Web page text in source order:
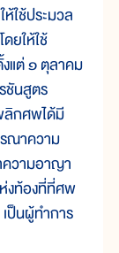
ใช้ประมวล
ยให้ใช้
แต่ ๑ ตุลาคม
นสูตร
ลิกศพได้มี
ณาความ
วามอาญา
งท้องที่ที่ศพ
ป็นผู้ทำการ